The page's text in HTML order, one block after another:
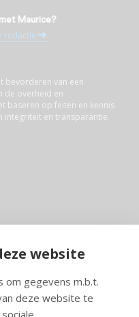
website
om gegevens m.b.t.
deze website te
Maurice?
redactie
bevorderen van een
de overheid en
baseren op feiten en kennis
integriteit en transparantie.